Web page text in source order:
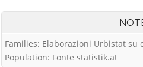
Families: Elaborazioni Urbistat su
Population: Fonte statistik.at